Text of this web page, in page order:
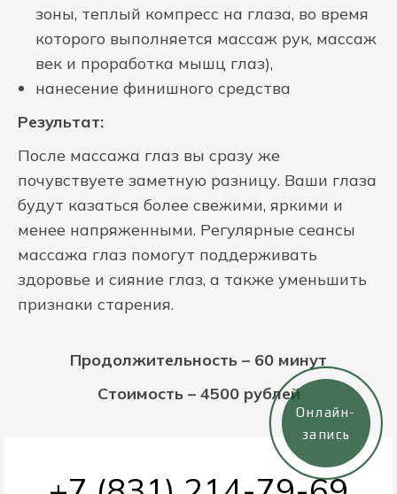
зоны, теплый компресс на глаза, во время
которого выполняется массаж рук, массаж
век и проработка мышц глаз),
нанесение финишного средства
Результат:
После массажа глаз вы сразу же
почувствуете заметную разницу. Ваши глаза
будут казаться более свежими, яркими и
менее напряженными. Регулярные сеансы
массажа глаз помогут поддерживать
здоровье и сияние глаз, а также уменьшить
признаки старения.
Продолжительность – 60 минут
Стоимость – 4500 рублей
Онлайн-
запись